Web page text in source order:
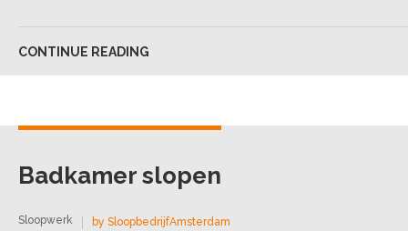
CONTINUE READING
Badkamer slopen
by SloopbedrijfAmsterdam
Sloopwerk